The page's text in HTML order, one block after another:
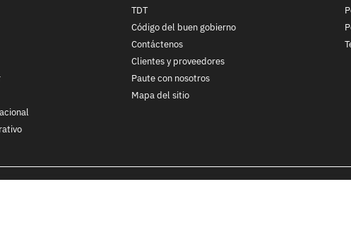
TDT
Código del buen gobierno
Contáctenos
Clientes y proveedores
Paute con nosotros
Mapa del sitio
Prohibida su reproducción total o parcial, así como su traducción a
in whole or in part, or translation without written permission is